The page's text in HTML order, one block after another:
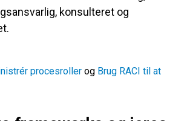
konsulteret og
procesroller og Brug RACI til at